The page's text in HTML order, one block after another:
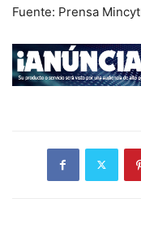
Fuente: Prensa Mincyt